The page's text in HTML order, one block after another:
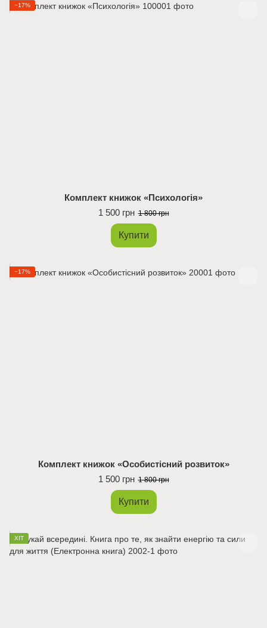
−17%
Комплект книжок «Психологія»
1 500 грн 1 800 грн
Купити
−17%
Комплект книжок «Особистісний розвиток»
1 500 грн 1 800 грн
Купити
ХІТ